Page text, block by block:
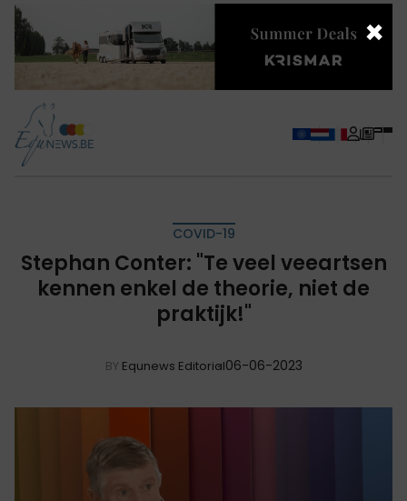
COVID-19
Stephan Conter: "Te veel veeartsen
kennen enkel de theorie, niet de
praktijk!"
BY Equnews Editorial06-06-2023
×